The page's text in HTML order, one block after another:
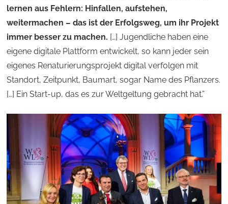
lernen aus Fehlern: Hinfallen, aufstehen,
weitermachen – das ist der Erfolgsweg, um ihr Projekt
immer besser zu machen. […] Jugendliche haben eine
eigene digitale Plattform entwickelt, so kann jeder sein
eigenes Renaturierungsprojekt digital verfolgen mit
Standort, Zeitpunkt, Baumart, sogar Name des Pflanzers.
[…] Ein Start-up, das es zur Weltgeltung gebracht hat.”